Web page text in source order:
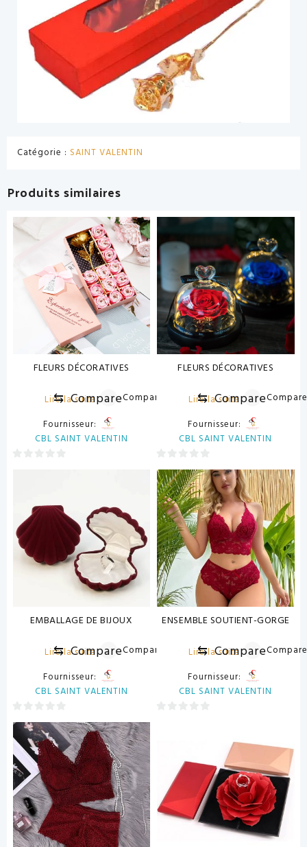
Catégorie : SAINT VALENTIN
Produits similaires
FLEURS DÉCORATIVES
Lire la suite
⇆ CompareCompare
Fournisseur:
CBL SAINT VALENTIN
FLEURS DÉCORATIVES
Lire la suite
⇆ Compare
Fournisseur:
CBL SAINT VALENTIN
0
sur
5
EMBALLAGE DE BIJOUX
Lire la suite
⇆ CompareCompare
Fournisseur:
CBL SAINT VALENTIN
0
sur
ENSEMBLE SOUTIENT-GORGE
Lire la suite
⇆ Compare
Fournisseur:
CBL SAINT VALENTIN